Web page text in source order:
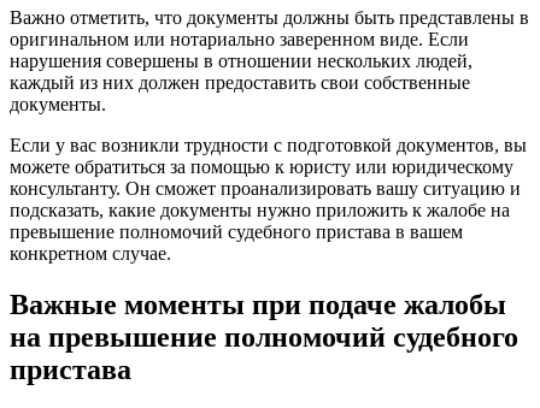
Важно отметить, что документы должны быть представлены в
оригинальном или нотариально заверенном виде. Если
нарушения совершены в отношении нескольких людей,
каждый из них должен предоставить свои собственные
документы.
Если у вас возникли трудности с подготовкой документов, вы
можете обратиться за помощью к юристу или юридическому
консультанту. Он сможет проанализировать вашу ситуацию и
подсказать, какие документы нужно приложить к жалобе на
превышение полномочий судебного пристава в вашем
конкретном случае.
Важные моменты при подаче жалобы
на превышение полномочий судебного
пристава